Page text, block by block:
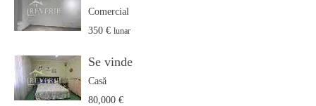
Comercial
350 € lunar
Se vinde
Casă
80,000 €